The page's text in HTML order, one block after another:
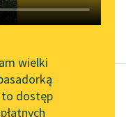
brak utworu
Wolnych Lektur
wielki
to dostęp
Sienkiewicz